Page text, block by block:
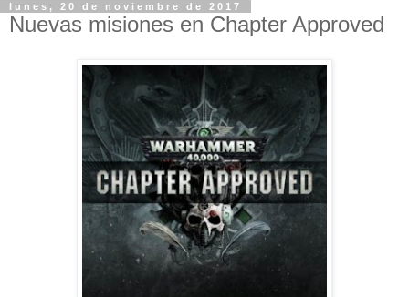
lunes, 20 de noviembre de 2017
Nuevas misiones en Chapter Approved